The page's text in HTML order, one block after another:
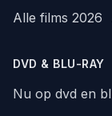
Alle films 2026
DVD & BLU-RAY
Nu op dvd en